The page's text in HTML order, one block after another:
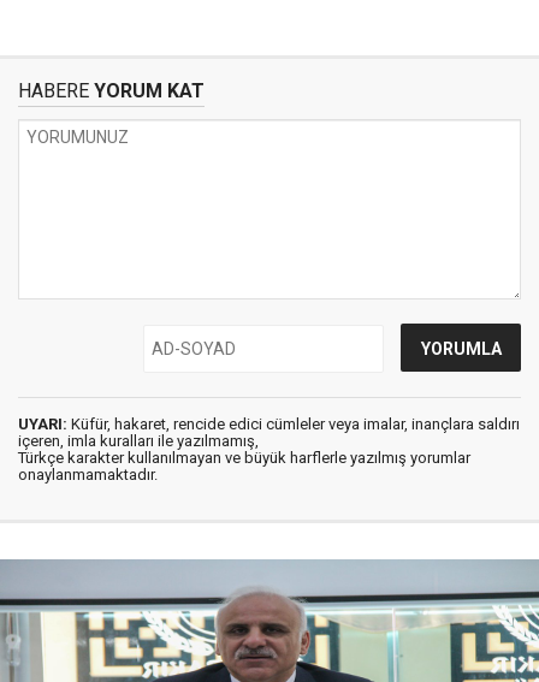
HABERE YORUM KAT
UYARI: Küfür, hakaret, rencide edici cümleler veya imalar, inançlara saldırı
içeren, imla kuralları ile yazılmamış,
Türkçe karakter kullanılmayan ve büyük harflerle yazılmış yorumlar
onaylanmamaktadır.